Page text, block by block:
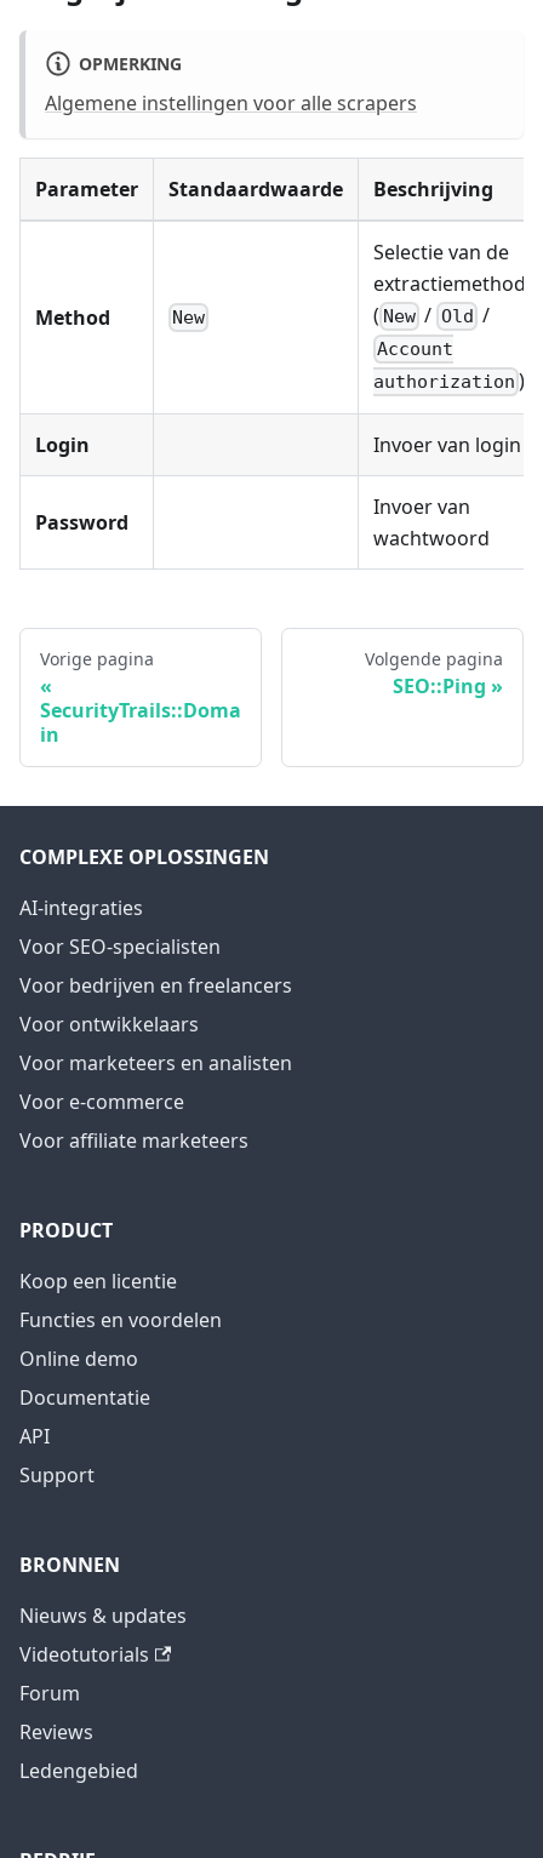
OPMERKING
Algemene instellingen voor alle scrapers
Parameter Standaardwaarde Beschrijving
Method New
Selectie van de
extractiemethode
( New / Old /
Account
authorization )
Login Invoer van login
Password
Invoer van
wachtwoord
Vorige pagina
SecurityTrails::Doma
in
Volgende pagina
SEO::Ping
COMPLEXE OPLOSSINGEN
AI-integraties
Voor SEO-specialisten
Voor bedrijven en freelancers
Voor ontwikkelaars
Voor marketeers en analisten
Voor e-commerce
Voor affiliate marketeers
PRODUCT
Koop een licentie
Functies en voordelen
Online demo
Documentatie
API
Support
BRONNEN
Nieuws & updates
Videotutorials
Forum
Reviews
Ledengebied